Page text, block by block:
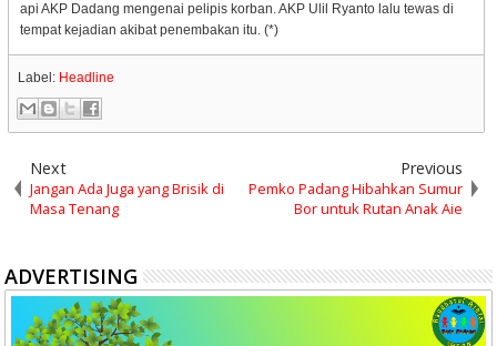
api AKP Dadang mengenai pelipis korban. AKP Ulil Ryanto lalu tewas di
tempat kejadian akibat penembakan itu. (*)
Label: Headline
Next
Jangan Ada Juga yang Brisik di
Masa Tenang
Previous
Pemko Padang Hibahkan Sumur
Bor untuk Rutan Anak Aie
ADVERTISING